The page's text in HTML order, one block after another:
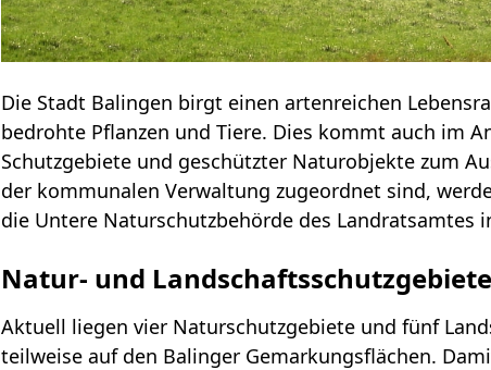
Die Stadt Balingen birgt einen artenreichen
bedrohte Pflanzen und Tiere. Dies kommt auch im
Schutzgebiete und geschützter Naturobjekte zum
der kommunalen Verwaltung zugeordnet sind,
die Untere Naturschutzbehörde des Landratsamtes
Natur- und Landschaftsschutzgebiete
Aktuell liegen vier Naturschutzgebiete und fünf
teilweise auf den Balinger Gemarkungsflächen.